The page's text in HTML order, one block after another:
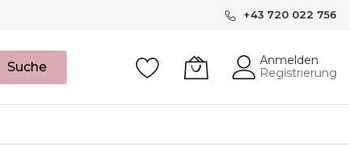
+43 720 022 756
Suche
Anmelden
Registrierung